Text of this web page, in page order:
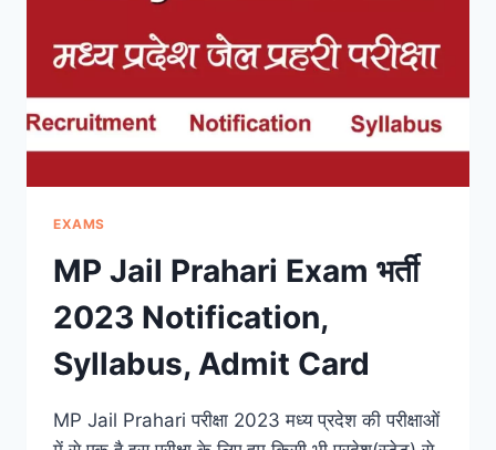
संविदा
शिक्षक
भर्ती
EXAMS
MP Jail Prahari Exam भर्ती
2023 Notification,
Syllabus, Admit Card
MP Jail Prahari परीक्षा 2023 मध्य प्रदेश की परीक्षाओं